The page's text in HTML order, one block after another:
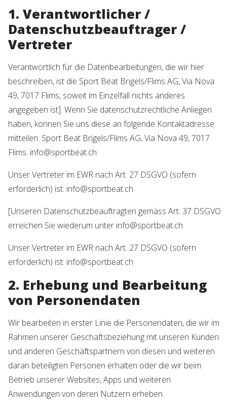
1. Verantwortlicher /
Datenschutzbeauftrager /
Vertreter
Verantwortlich für die Datenbearbeitungen, die wir hier
beschreiben, ist die Sport Beat Brigels/Flims AG, Via Nova
49, 7017 Flims, soweit im Einzelfall nichts anderes
angegeben ist]. Wenn Sie datenschutzrechtliche Anliegen
haben, können Sie uns diese an folgende Kontaktadresse
mitteilen. Sport Beat Brigels/Flims AG, Via Nova 49, 7017
Flims. info@sportbeat.ch
Unser Vertreter im EWR nach Art. 27 DSGVO (sofern
erforderlich) ist: info@sportbeat.ch
[Unseren Datenschutzbeauftragten gemäss Art. 37 DSGVO
erreichen Sie wiederum unter info@sportbeat.ch
Unser Vertreter im EWR nach Art. 27 DSGVO (sofern
erforderlich) ist: info@sportbeat.ch
2. Erhebung und Bearbeitung
von Personendaten
Wir bearbeiten in erster Linie die Personendaten, die wir im
Rahmen unserer Geschäftsbeziehung mit unseren Kunden
und anderen Geschäftspartnern von diesen und weiteren
daran beteiligten Personen erhalten oder die wir beim
Betrieb unserer Websites, Apps und weiteren
Anwendungen von deren Nutzern erheben.